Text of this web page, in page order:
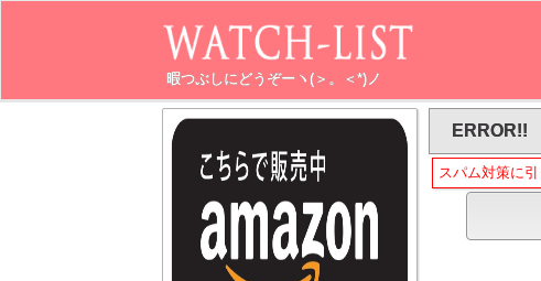
暇つぶしにどうぞーヽ(＞。＜*)ノ
ERROR!!
スパム対策に